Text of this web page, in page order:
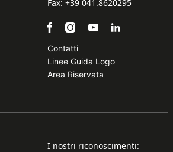
Fax: +39 041.8620295
Contatti
Linee Guida Logo
Area Riservata
I nostri riconoscimenti: